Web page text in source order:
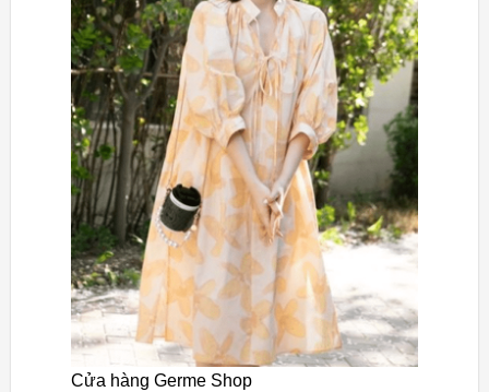
Cửa hàng Germe Shop